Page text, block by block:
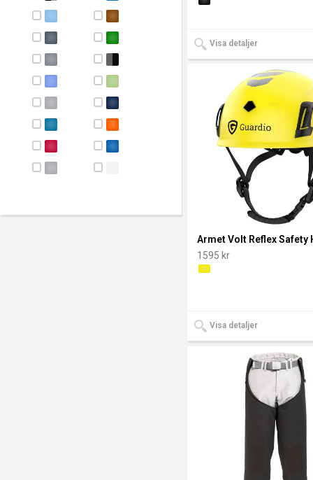
Visa detaljer
Armet Volt Reflex Safety
1595 kr
Visa detaljer